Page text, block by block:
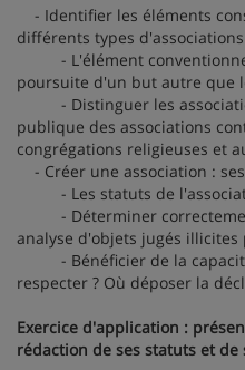
- Identifier les éléments
différents types
- L'élément
poursuite d'un but autre que
- Distinguer les
publique des associations
congrégations religieuses et
- Créer une association :
- Les statuts de
- Déterminer
analyse d'objets jugés
- Bénéficier de la
respecter ? Où déposer la
Exercice d'application :
rédaction de ses statuts et